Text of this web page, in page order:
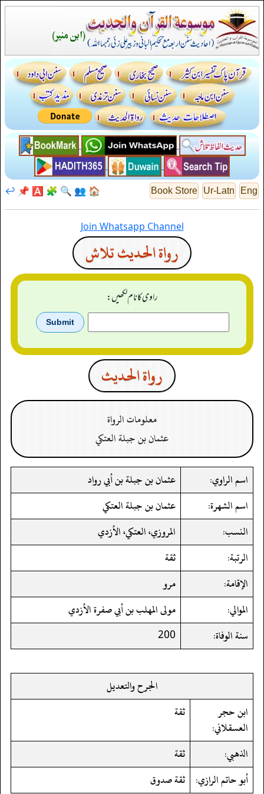
Eng
Ur-Latn
Book Store
🏠
👥
🔍
🧩
🅰️
📌
↩️
Join Whatsapp Channel
رواة الحديث تلاش
راوی کا نام لکھیں:
رواة الحدیث
معلومات الرواة
عثمان بن جبلة العتكي
اسم الراوي:
عثمان بن جبلة بن أبي رواد
اسم الشهرة:
عثمان بن جبلة العتكي
النسب:
المروزي، العتكي، الأزدي
الرتبة:
ثقة
الإقامة:
مرو
الموالي:
مولى المهلب بن أبي صفرة الأزدي
سنة الوفاة:
200
الجرح والتعديل
ابن حجر
العسقلاني:
ثقة
الذهبي:
ثقة
أبو حاتم الرازي: ثقة صدوق